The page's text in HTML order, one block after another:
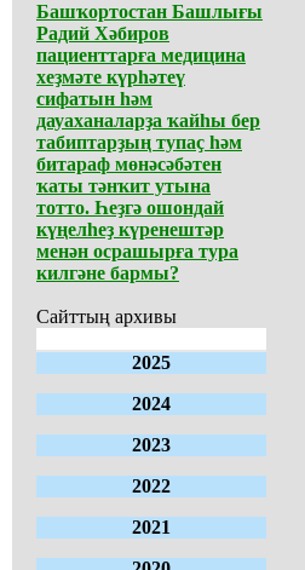
Башҡортостан Башлығы
Радий Хәбиров
пациенттарға медицина
хеҙмәте күрһәтеү
сифатын һәм
дауаханаларҙа ҡайһы бер
табиптарҙың тупаҫ һәм
битараф мөнәсәбәтен
ҡаты тәнҡит утына
тотто. Һеҙгә ошондай
күңелһеҙ күренештәр
менән осрашырға тура
килгәне бармы?
Сайттың архивы
2025
2024
2023
2022
2021